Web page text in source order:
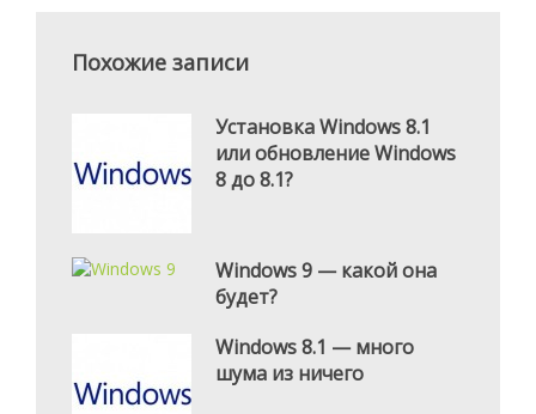
Похожие записи
Установка Windows 8.1
или обновление Windows
8 до 8.1?
Windows 9 — какой она
будет?
Windows 8.1 — много
шума из ничего